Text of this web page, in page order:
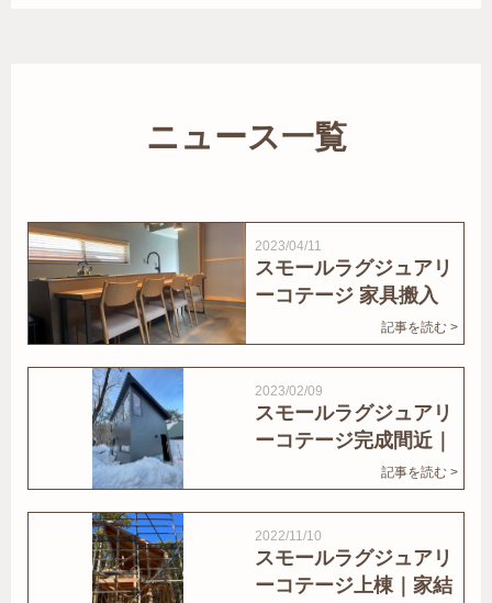
ニュース一覧
2023/04/11
スモールラグジュアリ
ーコテージ 家具搬入
記事を読む >
2023/02/09
スモールラグジュアリ
ーコテージ完成間近｜
記事を読む >
2022/11/10
スモールラグジュアリ
ーコテージ上棟｜家結